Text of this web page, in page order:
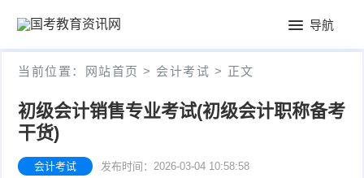
导航
页
公
当前位置： 网站首页 > 会计考试 > 正文
初级会计销售专业考试(初级会计职称备考
干货)
会计考试 发布时间：2026-03-04 10:58:58